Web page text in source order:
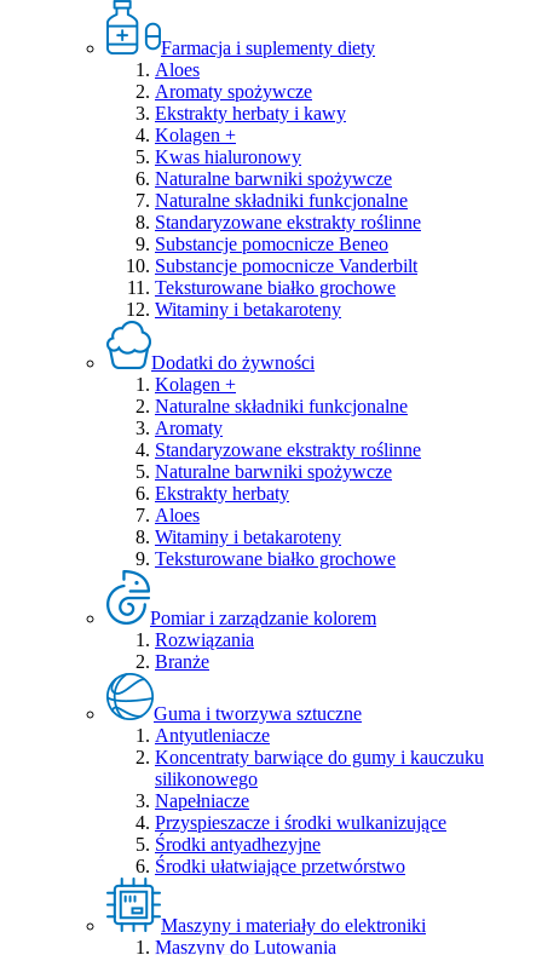
Farmacja i suplementy diety
Aloes
Aromaty spożywcze
Ekstrakty herbaty i kawy
Kolagen +
Kwas hialuronowy
Naturalne barwniki spożywcze
Naturalne składniki funkcjonalne
Standaryzowane ekstrakty roślinne
Substancje pomocnicze Beneo
Substancje pomocnicze Vanderbilt
Teksturowane białko grochowe
Witaminy i betakaroteny
Dodatki do żywności
Kolagen +
Naturalne składniki funkcjonalne
Aromaty
Standaryzowane ekstrakty roślinne
Naturalne barwniki spożywcze
Ekstrakty herbaty
Aloes
Witaminy i betakaroteny
Teksturowane białko grochowe
Pomiar i zarządzanie kolorem
Rozwiązania
Branże
Guma i tworzywa sztuczne
Antyutleniacze
Koncentraty barwiące do gumy i kauczuku
silikonowego
Napełniacze
Przyspieszacze i środki wulkanizujące
Środki antyadhezyjne
Środki ułatwiające przetwórstwo
Maszyny i materiały do elektroniki
Maszyny do Lutowania